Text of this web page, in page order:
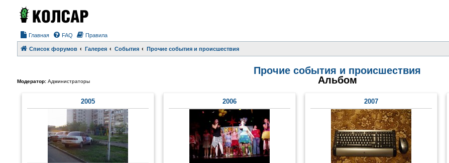
Главная FAQ Правила
Список форумов Галерея События Прочие события и происшествия
Прочие события и происшествия
Модератор: Администраторы Альбом
2005 2006 2007